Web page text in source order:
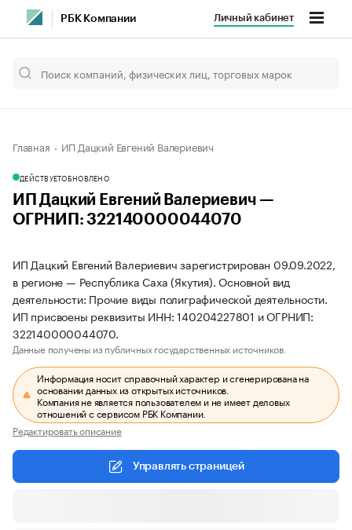
РБК Компании Личный кабинет
Главная ИП Дацкий Евгений Валериевич
ДЕЙСТВУЕТОБНОВЛЕНО
ИП Дацкий Евгений Валериевич —
ОГРНИП: 322140000044070
ИП Дацкий Евгений Валериевич зарегистрирован 09.09.2022,
в регионе — Республика Саха (Якутия). Основной вид
деятельности: Прочие виды полиграфической деятельности.
ИП присвоены реквизиты ИНН: 140204227801 и ОГРНИП:
322140000044070.
Данные получены из публичных государственных источников.
Информация носит справочный характер и сгенерирована на
основании данных из открытых источников.
Компания не является пользователем и не имеет деловых
отношений с сервисом РБК Компании.
Редактировать описание
Управлять страницей